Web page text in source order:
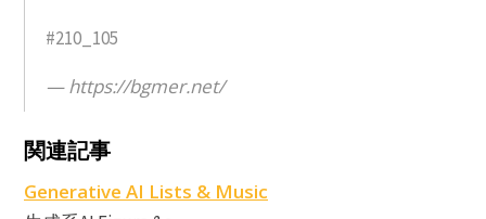
#210_105
https://bgmer.net/
関連記事
Generative AI Lists & Music